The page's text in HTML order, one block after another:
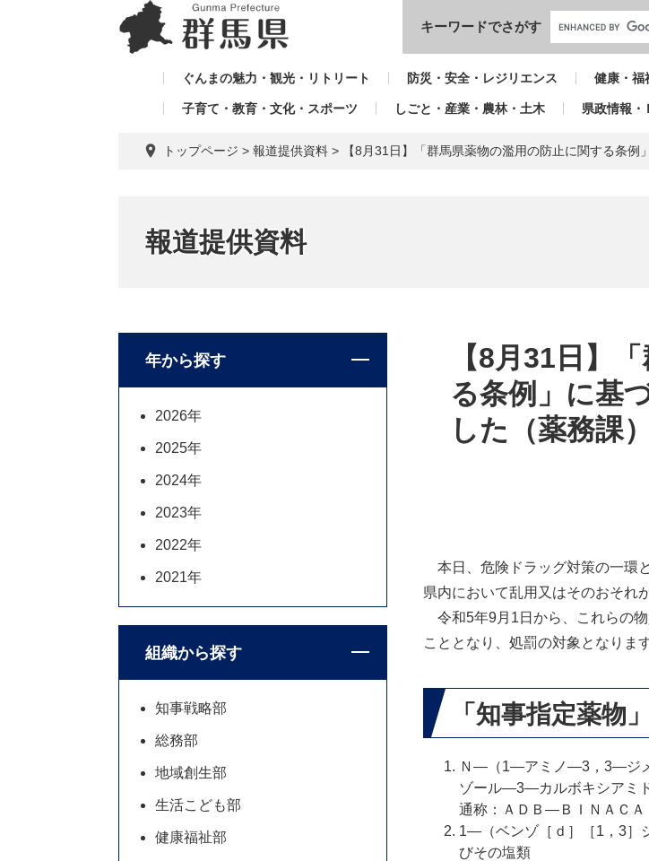
本文へ
キーワードでさがす
ぐんまの魅力・観光・リトリート 防災・安全・レジリエンス 健康・福
子育て・教育・文化・スポーツ しごと・産業・農林・土木 県政情報・
トップページ > 報道提供資料 > 【8月31日】「群馬県薬物の濫用の防止に関する条
報道提供資料
【8月31日】
る条例」に基
した（薬務課）
本日、危険ドラッグ対策の一環
県内において乱用又はそのおそれ
令和5年9月1日から、これらの
こととなり、処罰の対象となります
「知事指定薬物
Ｎ―（1―アミノ―3，3―ジ
ゾール―3―カルボキシアミ
通称：ＡＤＢ―ＢＩＮＡＣＡ
1―（ベンゾ［ｄ］［1，3
びその塩類
年から探す
2026年
2025年
2024年
2023年
2022年
2021年
組織から探す
知事戦略部
総務部
地域創生部
生活こども部
健康福祉部